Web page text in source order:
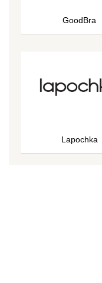
GoodBra
Lapochka